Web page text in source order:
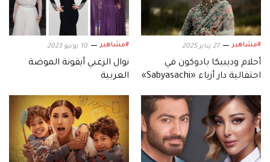
#مشاهير 27 يناير 2025
أحلام وديبيكا بادوكون في
احتفالية دار أزياء «Sabyasachi»
#مشاهير 10 يونيو 2023
نوال الزغبي أيقونة الموضة
العربية